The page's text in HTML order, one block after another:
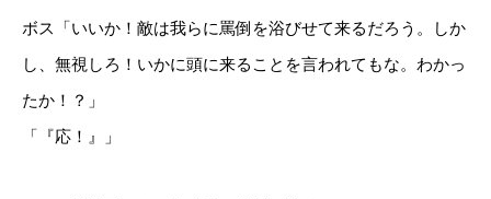
ボス「いいか！敵は我らに罵倒を浴びせて来るだろう。しか
し、無視しろ！いかに頭に来ることを言われてもな。わかっ
たか！？」
「『応！』」